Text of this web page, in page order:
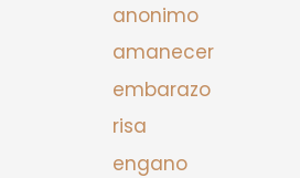
anonimo
amanecer
embarazo
risa
engano